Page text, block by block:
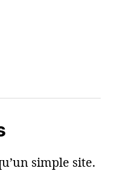
simple site.